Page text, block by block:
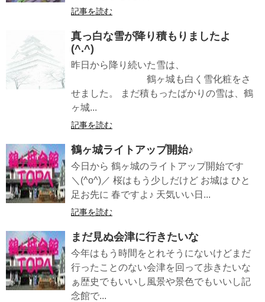
記事を読む
真っ白な雪が降り積もりましたよ
(^.^)
昨日から降り続いた雪は、
鶴ヶ城も白く雪化粧をさ
せました。 まだ積もったばかりの雪は、鶴
ヶ城...
記事を読む
鶴ヶ城ライトアップ開始♪
今日から 鶴ヶ城のライトアップ開始です
＼(^o^)／ 桜はもう少しだけど お城は ひと
足お先に 春ですよ♪ 天気いい日...
記事を読む
まだ見ぬ会津に行きたいな
今年はもう時間をとれそうにないけどまだ
行ったことのない会津を回って歩きたいな
ぁ歴史でもいいし風景や景色でもいいし記
念館で...